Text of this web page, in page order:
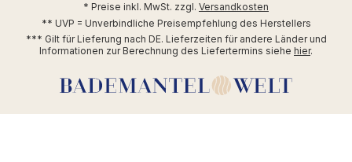
* Preise inkl. MwSt. zzgl. Versandkosten
** UVP = Unverbindliche Preisempfehlung des Herstellers
*** Gilt für Lieferung nach DE. Lieferzeiten für andere Länder und
Informationen zur Berechnung des Liefertermins siehe hier.